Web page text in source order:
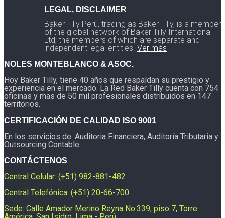
LEGAL, DISCLAIMER
Baker Tilly Perú, trading as Baker Tilly, is a member
of the global network of Baker Tilly International
Ltd; the members of which are separate and
independent legal entities. Ver más
NOLES MONTEBLANCO & ASOC.
Hoy Baker Tilly, tiene 40 años que respaldan su prestigio y
experiencia en el mercado. La Red Baker Tilly cuenta con 754
oficinas y mas de 50 mil profesionales distribuidos en 147
territorios.
CERTIFICACIÓN DE CALIDAD ISO 9001
En los servicios de: Auditoria Financiera, Auditoría Tributaria y
Outsourcing Contable
CONTÁCTENOS
Central Celular: (+51) 982-881-482
Central Telefónica: (+51) 20-66-700
Sede: Calle Amador Merino Reyna No.339, piso 7, Torre